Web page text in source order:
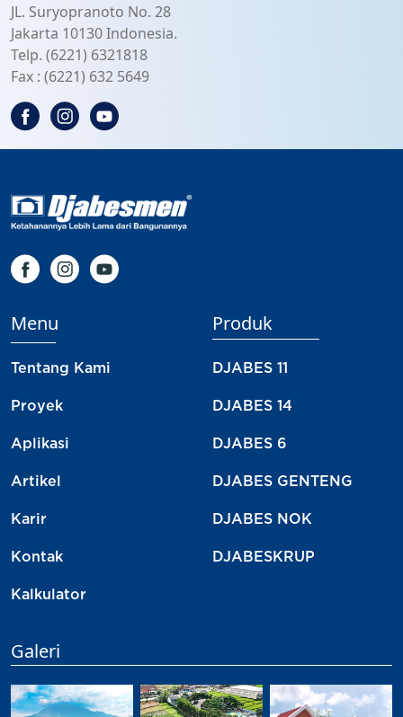
JL. Suryopranoto No. 28
Jakarta 10130 Indonesia.
Telp. (6221) 6321818
Fax : (6221) 632 5649
Menu
Tentang Kami
Proyek
Aplikasi
Artikel
Karir
Kontak
Kalkulator
Produk
DJABES 11
DJABES 14
DJABES 6
DJABES GENTENG
DJABES NOK
DJABESKRUP
Galeri